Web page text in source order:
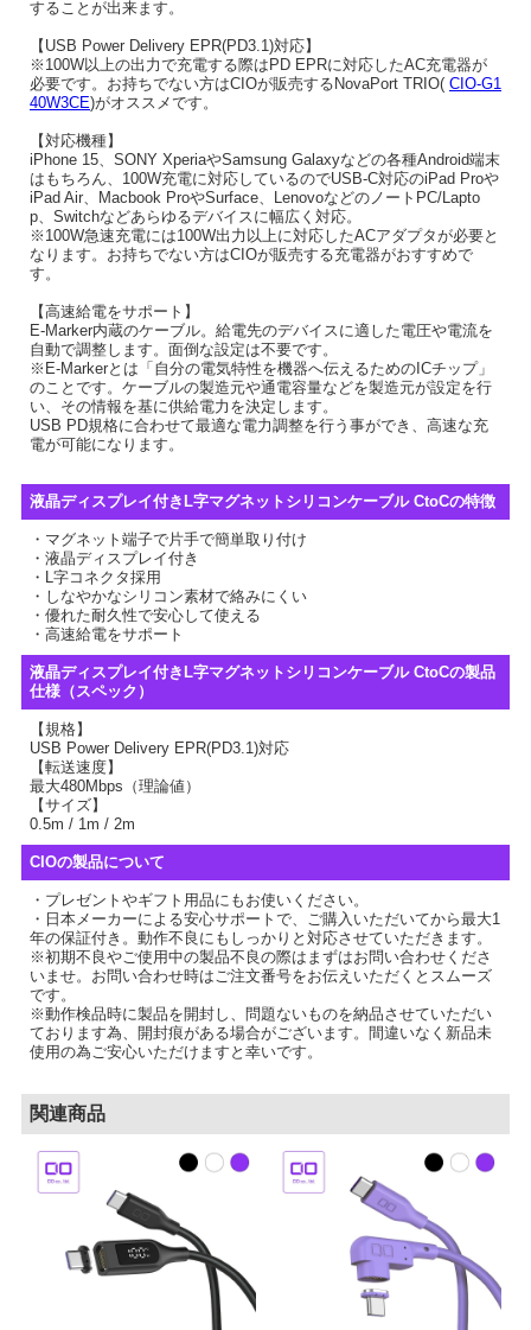
することが出来ます。
【USB Power Delivery EPR(PD3.1)対応】
※100W以上の出力で充電する際はPD EPRに対応したAC充電器が
必要です。お持ちでない方はCIOが販売するNovaPort TRIO( CIO-G1
40W3CE)がオススメです。
【対応機種】
iPhone 15、SONY XperiaやSamsung Galaxyなどの各種Android端末
はもちろん、100W充電に対応しているのでUSB-C対応のiPad Proや
iPad Air、Macbook ProやSurface、LenovoなどのノートPC/Lapto
p、Switchなどあらゆるデバイスに幅広く対応。
※100W急速充電には100W出力以上に対応したACアダプタが必要と
なります。お持ちでない方はCIOが販売する充電器がおすすめで
す。
【高速給電をサポート】
E-Marker内蔵のケーブル。給電先のデバイスに適した電圧や電流を
自動で調整します。面倒な設定は不要です。
※E-Markerとは「自分の電気特性を機器へ伝えるためのICチップ」
のことです。ケーブルの製造元や通電容量などを製造元が設定を行
い、その情報を基に供給電力を決定します。
USB PD規格に合わせて最適な電力調整を行う事ができ、高速な充
電が可能になります。
液晶ディスプレイ付きL字マグネットシリコンケーブル CtoCの特徴
・マグネット端子で片手で簡単取り付け
・液晶ディスプレイ付き
・L字コネクタ採用
・しなやかなシリコン素材で絡みにくい
・優れた耐久性で安心して使える
・高速給電をサポート
液晶ディスプレイ付きL字マグネットシリコンケーブル CtoCの製品
仕様（スペック）
【規格】
USB Power Delivery EPR(PD3.1)対応
【転送速度】
最大480Mbps（理論値）
【サイズ】
0.5m / 1m / 2m
CIOの製品について
・プレゼントやギフト用品にもお使いください。
・日本メーカーによる安心サポートで、ご購入いただいてから最大1
年の保証付き。動作不良にもしっかりと対応させていただきます。
※初期不良やご使用中の製品不良の際はまずはお問い合わせくださ
いませ。お問い合わせ時はご注文番号をお伝えいただくとスムーズ
です。
※動作検品時に製品を開封し、問題ないものを納品させていただい
ております為、開封痕がある場合がございます。間違いなく新品未
使用の為ご安心いただけますと幸いです。
関連商品